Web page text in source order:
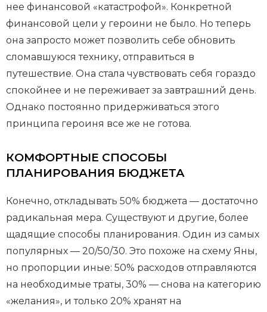
нее финансовой «катастрофой». Конкретной
финансовой цели у героини не было. Но теперь
она запросто может позволить себе обновить
сломавшуюся технику, отправиться в
путешествие. Она стала чувствовать себя гораздо
спокойнее и не переживает за завтрашний день.
Однако постоянно придерживаться этого
принципа героиня все же не готова.
КОМФОРТНЫЕ СПОСОБЫ
ПЛАНИРОВАНИЯ БЮДЖЕТА
Конечно, откладывать 50% бюджета — достаточно
радикальная мера. Существуют и другие, более
щадящие способы планирования. Один из самых
популярных — 20/50/30. Это похоже на схему Яны,
но пропорции иные: 50% расходов отправляются
на необходимые траты, 30% — снова на категорию
«желания», и только 20% хранят на